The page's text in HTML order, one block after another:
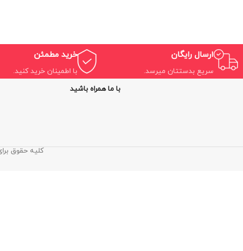
ارسال رایگان
سریع بدستتان میرسد.
خرید مطمئن
با اطمینان خرید کنید.
با ما همراه باشید
کلیه حقوق